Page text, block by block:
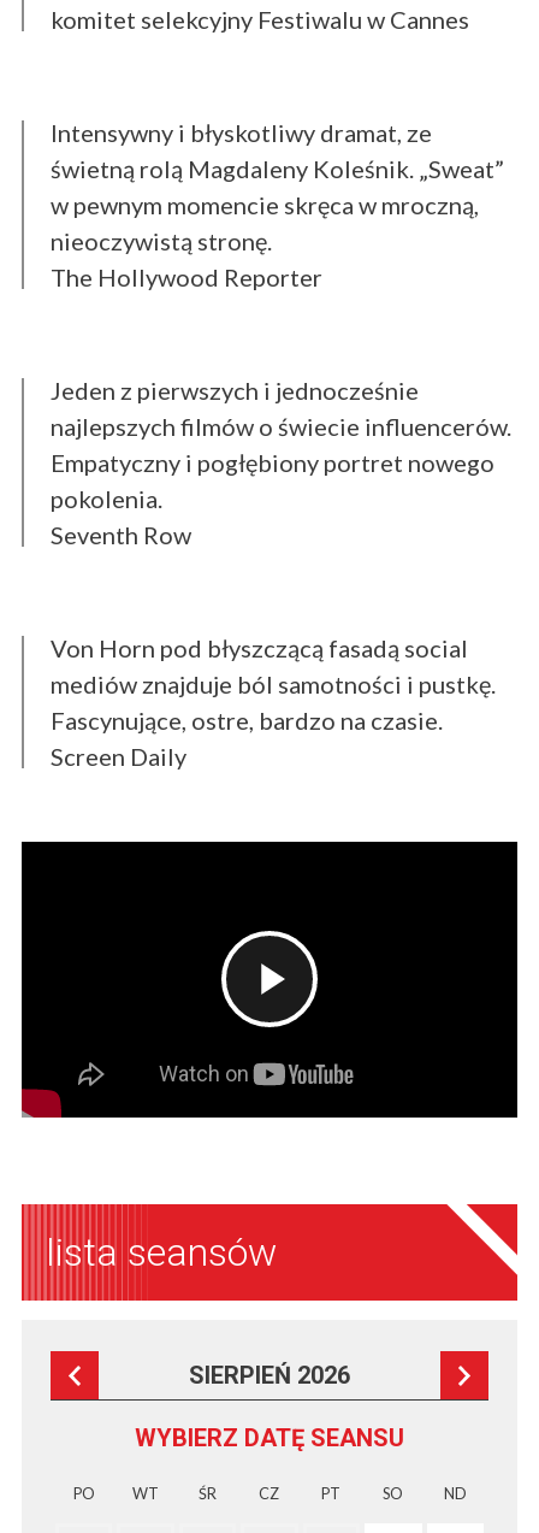
komitet selekcyjny Festiwalu w Cannes
Intensywny i błyskotliwy dramat, ze
świetną rolą Magdaleny Koleśnik. „Sweat”
w pewnym momencie skręca w mroczną,
nieoczywistą stronę.
The Hollywood Reporter
Jeden z pierwszych i jednocześnie
najlepszych filmów o świecie influencerów.
Empatyczny i pogłębiony portret nowego
pokolenia.
Seventh Row
Von Horn pod błyszczącą fasadą social
mediów znajduje ból samotności i pustkę.
Fascynujące, ostre, bardzo na czasie.
Screen Daily
lista seansów
SIERPIEŃ 2026
WYBIERZ DATĘ SEANSU
PO WT ŚR CZ PT SO ND